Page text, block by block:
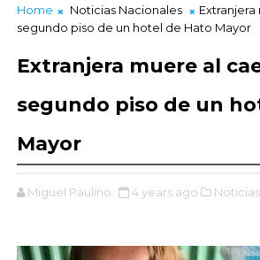
Home Noticias Nacionales
segundo piso de un hotel de Hato Mayor
Extranjera muere al
segundo piso de un
Mayor
Miguel Paulino 4 years ago